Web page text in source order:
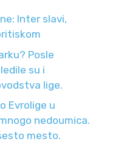
Inter slavi,
Posle
su i
lige.
Evrolige u
nedoumica.
mesto.